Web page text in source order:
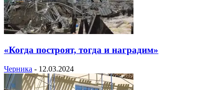
«Когда построят, тогда и наградим»
Черника - 12.03.2024